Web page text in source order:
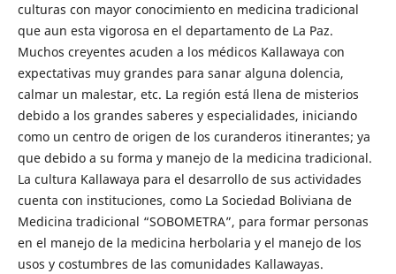
culturas con mayor conocimiento en medicina tradicional
que aun esta vigorosa en el departamento de La Paz.
Muchos creyentes acuden a los médicos Kallawaya con
expectativas muy grandes para sanar alguna dolencia,
calmar un malestar, etc. La región está llena de misterios
debido a los grandes saberes y especialidades, iniciando
como un centro de origen de los curanderos itinerantes; ya
que debido a su forma y manejo de la medicina tradicional.
La cultura Kallawaya para el desarrollo de sus actividades
cuenta con instituciones, como La Sociedad Boliviana de
Medicina tradicional “SOBOMETRA”, para formar personas
en el manejo de la medicina herbolaria y el manejo de los
usos y costumbres de las comunidades Kallawayas.